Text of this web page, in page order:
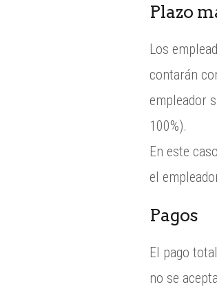
Plazo
Los
contarán
empleador
100%).
En este
el
Pagos
El pago
no se